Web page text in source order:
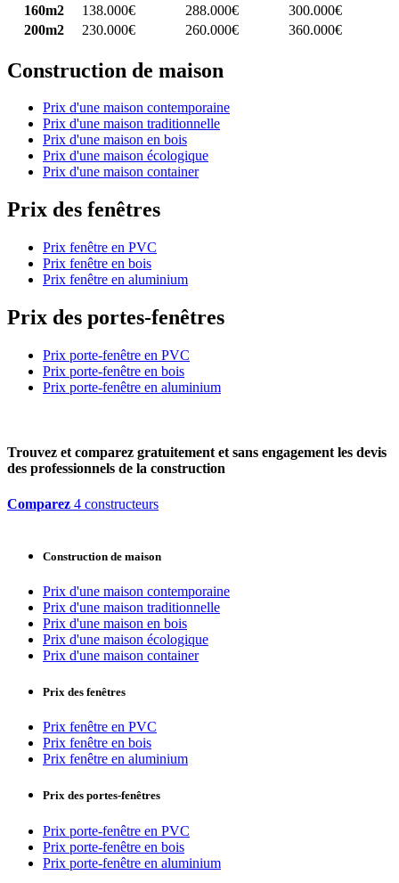
160m2
138.000€ 288.000€
300.000€
200m2
230.000€ 260.000€ 360.000€
Construction de maison
Prix d'une maison contemporaine
Prix d'une maison traditionnelle
Prix d'une maison en bois
Prix d'une maison écologique
Prix d'une maison container
Prix des fenêtres
Prix fenêtre en PVC
Prix fenêtre en bois
Prix fenêtre en aluminium
Prix des portes-fenêtres
Prix porte-fenêtre en PVC
Prix porte-fenêtre en bois
Prix porte-fenêtre en aluminium
Trouvez et comparez gratuitement et sans engagement les devis
des professionnels de la construction
Comparez 4 constructeurs
Construction de maison
Prix d'une maison contemporaine
Prix d'une maison traditionnelle
Prix d'une maison en bois
Prix d'une maison écologique
Prix d'une maison container
Prix des fenêtres
Prix fenêtre en PVC
Prix fenêtre en bois
Prix fenêtre en aluminium
Prix des portes-fenêtres
Prix porte-fenêtre en PVC
Prix porte-fenêtre en bois
Prix porte-fenêtre en aluminium